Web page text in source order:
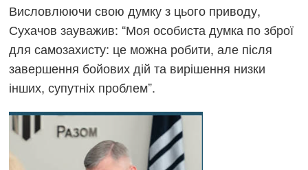
Висловлюючи свою думку з цього приводу,
Сухачов зауважив: “Моя особиста думка по зброї
для самозахисту: це можна робити, але після
завершення бойових дій та вирішення низки
інших, супутніх проблем”.